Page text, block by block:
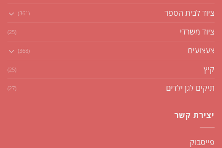
ציוד לבית הספר (361)
ציוד משרדי (25)
צעצועים (368)
קיץ (25)
תיקים לגן ילדים (27)
יצירת קשר
פייסבוק